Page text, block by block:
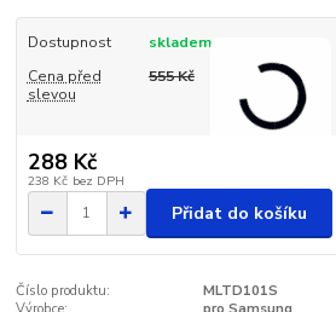
Dostupnost
skladem
Cena před
slevou
555 Kč
288 Kč
238 Kč bez DPH
Přidat do košíku
Číslo produktu:
MLTD101S